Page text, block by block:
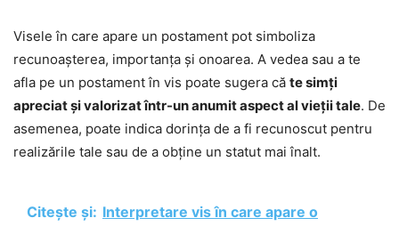
Visele în care apare un postament pot simboliza
recunoașterea, importanța și onoarea. A vedea sau a te
afla pe un postament în vis poate sugera că te simți
apreciat și valorizat într-un anumit aspect al vieții tale. De
asemenea, poate indica dorința de a fi recunoscut pentru
realizările tale sau de a obține un statut mai înalt.
Citește și: Interpretare vis în care apare o